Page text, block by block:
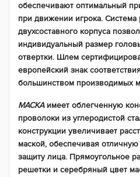
обеспечивают оптимальный
при движении игрока. Система
двухсоставного корпуса
индивидуальный размер
отвертки. Шлем
европейский знак
большинством производимых
МАСКАимеет облегченную
проволоки из углеродистой
конструкции увеличивает
маской, обеспечивая
защиту лица. Прямоугольное
решетки и серебряный цвет